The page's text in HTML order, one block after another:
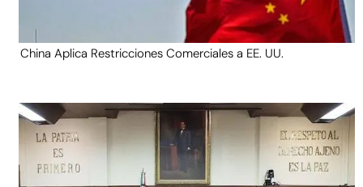
China Aplica Restricciones Comerciales a EE. UU.